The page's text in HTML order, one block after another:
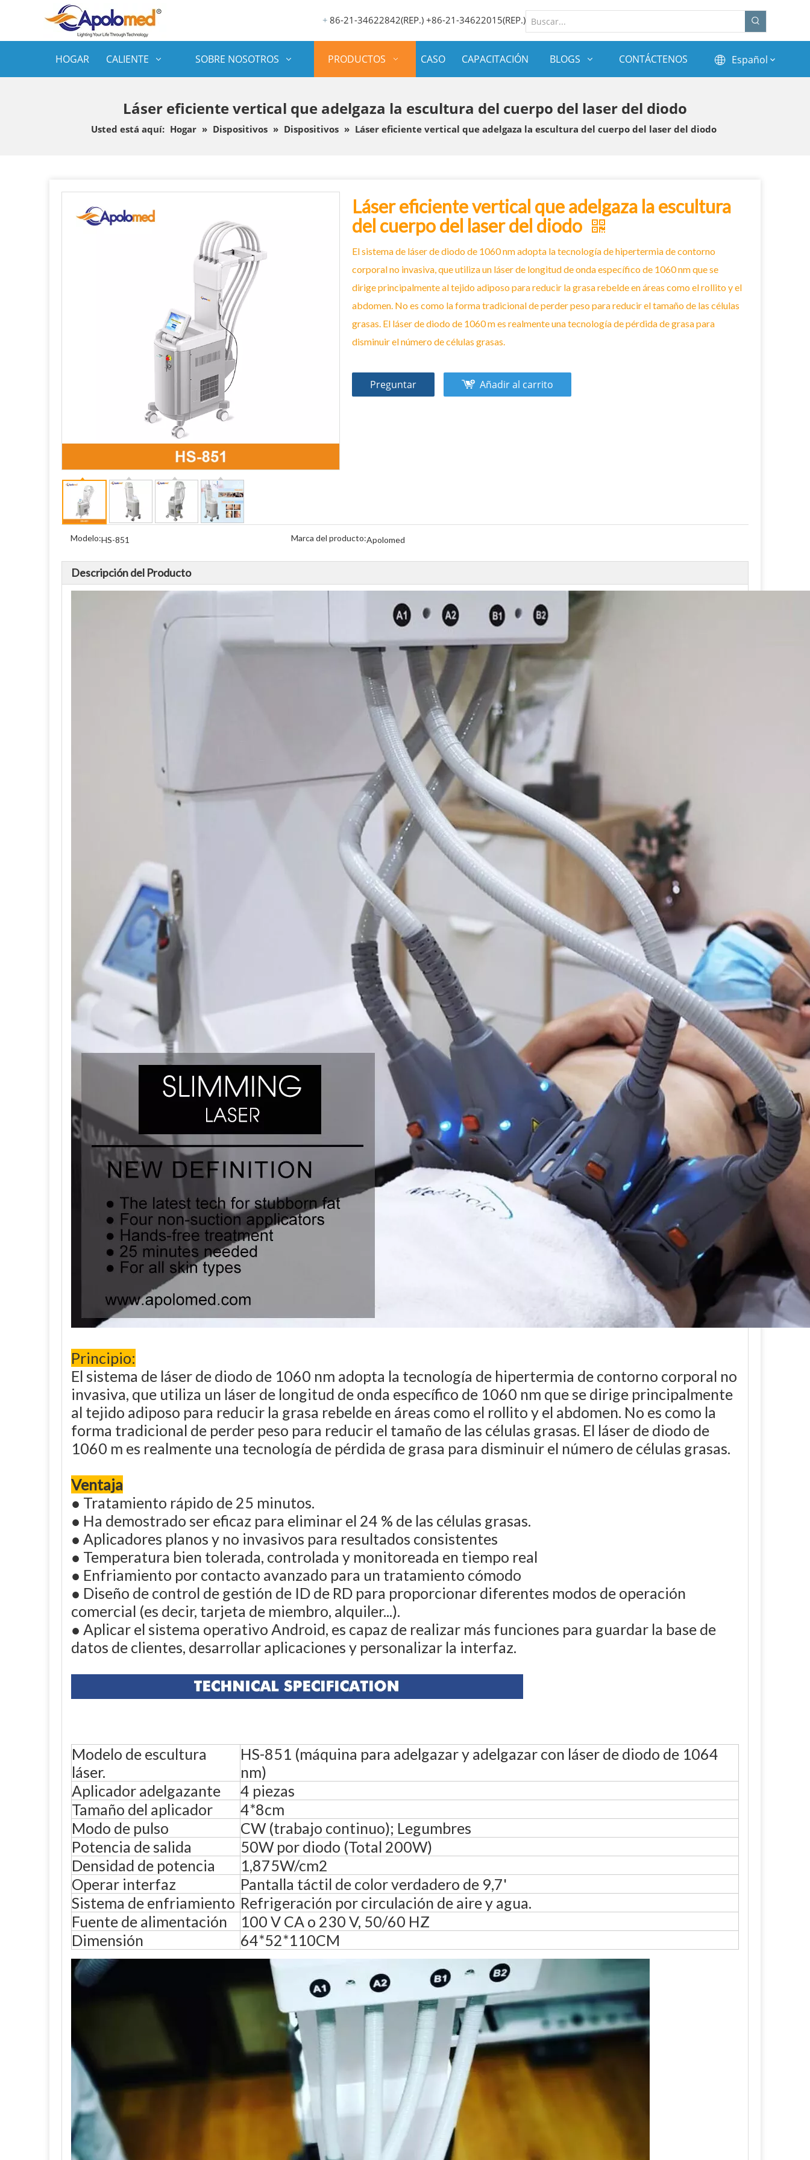
+ 86-21-34622842(REP.) +86-21-34622015(REP.)
HOGAR CALIENTE SOBRE NOSOTROS PRODUCTOS CASO CAPACITACIÓN BLOGS CONTÁCTENOS Español
Láser eficiente vertical que adelgaza la escultura del cuerpo del laser del diodo
Usted está aquí: Hogar » Dispositivos » Dispositivos » Láser eficiente vertical que adelgaza la escultura del cuerpo del laser del diodo
Láser eficiente vertical que adelgaza la escultura
del cuerpo del laser del diodo
El sistema de láser de diodo de 1060 nm adopta la tecnología de hipertermia de contorno
corporal no invasiva, que utiliza un láser de longitud de onda específico de 1060 nm que se
dirige principalmente al tejido adiposo para reducir la grasa rebelde en áreas como el rollito y el
abdomen. No es como la forma tradicional de perder peso para reducir el tamaño de las células
grasas. El láser de diodo de 1060 m es realmente una tecnología de pérdida de grasa para
disminuir el número de células grasas.
Preguntar Añadir al carrito
Modelo:HS-851 Marca del producto:Apolomed
Descripción del Producto
Principio:
El sistema de láser de diodo de 1060 nm adopta la tecnología de hipertermia de contorno corporal no
invasiva, que utiliza un láser de longitud de onda específico de 1060 nm que se dirige principalmente
al tejido adiposo para reducir la grasa rebelde en áreas como el rollito y el abdomen. No es como la
forma tradicional de perder peso para reducir el tamaño de las células grasas. El láser de diodo de
1060 m es realmente una tecnología de pérdida de grasa para disminuir el número de células grasas.
Ventaja
● Tratamiento rápido de 25 minutos.
● Ha demostrado ser eficaz para eliminar el 24 % de las células grasas.
● Aplicadores planos y no invasivos para resultados consistentes
● Temperatura bien tolerada, controlada y monitoreada en tiempo real
● Enfriamiento por contacto avanzado para un tratamiento cómodo
● Diseño de control de gestión de ID de RD para proporcionar diferentes modos de operación
comercial (es decir, tarjeta de miembro, alquiler...).
● Aplicar el sistema operativo Android, es capaz de realizar más funciones para guardar la base de
datos de clientes, desarrollar aplicaciones y personalizar la interfaz.
Modelo de escultura
láser.
HS-851 (máquina para adelgazar y adelgazar con láser de diodo de 1064
nm)
Aplicador adelgazante
4 piezas
Tamaño del aplicador
4*8cm
Modo de pulso
CW (trabajo continuo); Legumbres
Potencia de salida
50W por diodo (Total 200W)
Densidad de potencia
1,875W/cm2
Operar interfaz
Pantalla táctil de color verdadero de 9,7'
Sistema de enfriamiento Refrigeración por circulación de aire y agua.
Fuente de alimentación
100 V CA o 230 V, 50/60 HZ
Dimensión
64*52*110CM